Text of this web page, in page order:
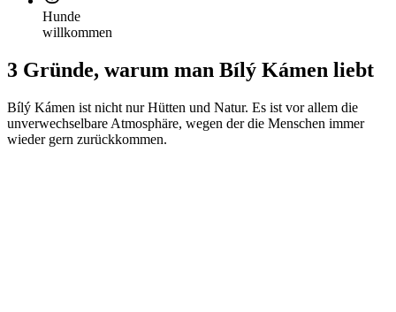
Hunde
willkommen
3 Gründe, warum man Bílý Kámen liebt
Bílý Kámen ist nicht nur Hütten und Natur. Es ist vor allem die
unverwechselbare Atmosphäre, wegen der die Menschen immer
wieder gern zurückkommen.